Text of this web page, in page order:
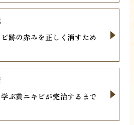
跡の赤みを正しく消すため
ぶ黄ニキビが完治するまで